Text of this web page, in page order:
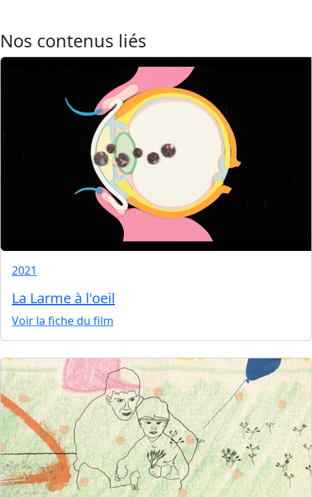
Nos contenus liés
2021
La Larme à l'oeil
Voir la fiche du film